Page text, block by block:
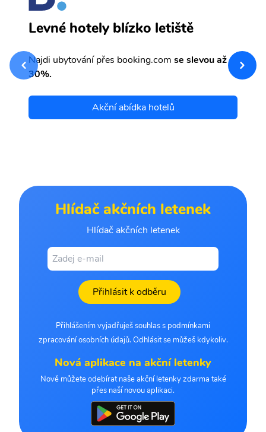
Levné hotely blízko letiště
Najdi ubytování přes booking.com se slevou až
30%.
Akční abídka hotelů
Hlídač akčních letenek
Hlídač akčních letenek
Přihlásit k odběru
Přihlášením vyjadřuješ souhlas s podmínkami
zpracování osobních údajů. Odhlásit se můžeš kdykoliv.
Nová aplikace na akční letenky
Nově můžete odebírat naše akční letenky zdarma také
přes naší novou aplikaci.